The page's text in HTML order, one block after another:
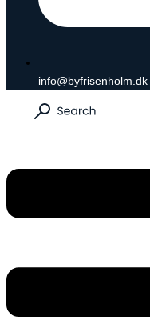
info@byfrisenholm.dk